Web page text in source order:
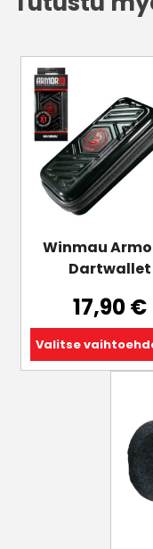
Winmau
Dartwallet
17,90€
Valitse
Tällä
tuotteella
on
useampi
muunnelma.
Voit
tehdä
tuotteen
sivulla.